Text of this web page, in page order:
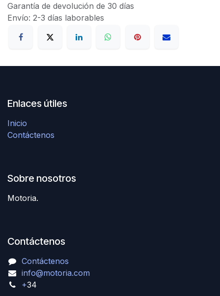
Garantía de devolución de 30 días
Envío: 2-3 días laborables
Enlaces útiles
Inicio
Contáctenos
Sobre nosotros
Motoria.
Contáctenos
Contáctenos
info@motoria.com
+34